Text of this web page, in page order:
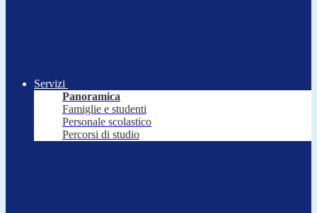
Servizi
Panoramica
Famiglie e studenti
Personale scolastico
Percorsi di studio